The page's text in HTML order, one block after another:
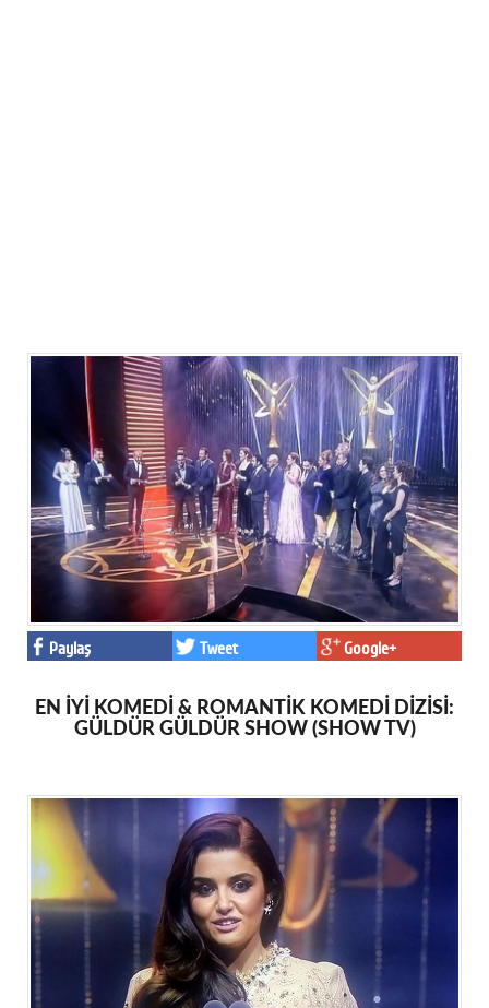
Paylaş Tweet Google+
EN İYİ KOMEDİ & ROMANTİK KOMEDİ DİZİSİ:
GÜLDÜR GÜLDÜR SHOW (SHOW TV)